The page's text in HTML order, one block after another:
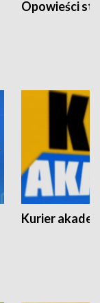
Opowieści
Kurier